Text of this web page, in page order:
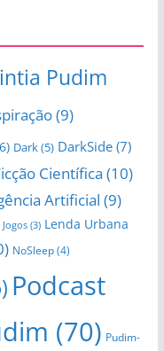
Pudim
(9)
Dark(5) DarkSide(7)
Científica (10)
Artificial (9)
Jogos(3) Lenda Urbana
NoSleep(4)
Podcast
(70) Pudim-